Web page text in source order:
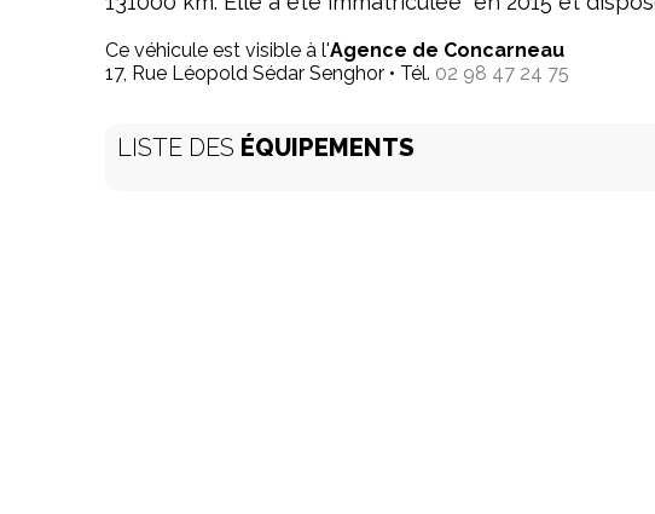
Ce véhicule est visible à l'Agence de Concarneau
17, Rue Léopold Sédar Senghor • Tél. 02 98 47 24 75
LISTE DES ÉQUIPEMENTS